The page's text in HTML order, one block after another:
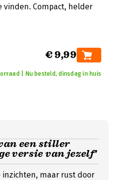
Compact, helder
€ 9,99
| Nu besteld, dinsdag in huis
een stiller
versie van jezelf'
maar rust door